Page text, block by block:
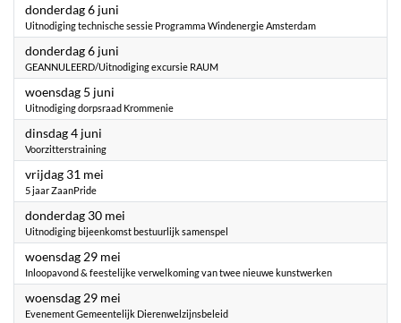
donderdag 6 juni
Uitnodiging technische sessie Programma Windenergie Amsterdam
donderdag 6 juni
GEANNULEERD/Uitnodiging excursie RAUM
woensdag 5 juni
Uitnodiging dorpsraad Krommenie
dinsdag 4 juni
Voorzitterstraining
vrijdag 31 mei
5 jaar ZaanPride
donderdag 30 mei
Uitnodiging bijeenkomst bestuurlijk samenspel
woensdag 29 mei
Inloopavond & feestelijke verwelkoming van twee nieuwe kunstwerken
woensdag 29 mei
Evenement Gemeentelijk Dierenwelzijnsbeleid